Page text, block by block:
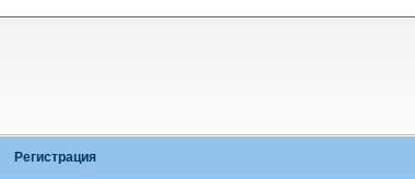
Регистрация